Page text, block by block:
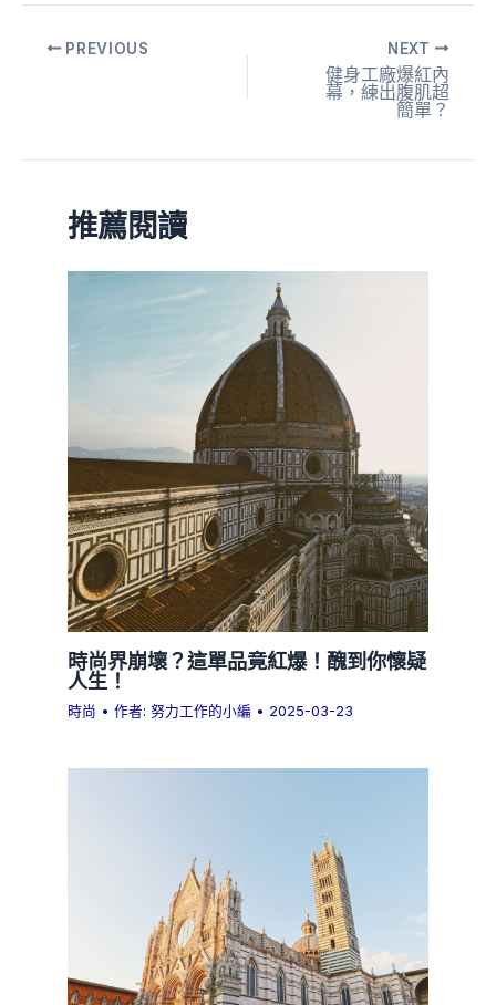
PREVIOUS NEXT
健身工廠爆紅內
幕，練出腹肌超
簡單？
推薦閱讀
時尚界崩壞？這單品竟紅爆！醜到你懷疑
人生！
時尚 • 作者:努力工作的小編 • 2025-03-23